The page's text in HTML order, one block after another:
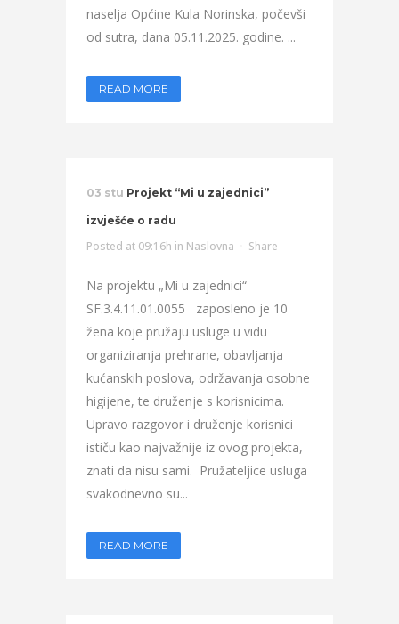
naselja Općine Kula Norinska, počevši
od sutra, dana 05.11.2025. godine. ...
READ MORE
03 stu Projekt “Mi u zajednici”
izvješće o radu
Posted at 09:16h in Naslovna Share
Na projektu „Mi u zajednici“
SF.3.4.11.01.0055 zaposleno je 10
žena koje pružaju usluge u vidu
organiziranja prehrane, obavljanja
kućanskih poslova, održavanja osobne
higijene, te druženje s korisnicima.
Upravo razgovor i druženje korisnici
ističu kao najvažnije iz ovog projekta,
znati da nisu sami. Pružateljice usluga
svakodnevno su...
READ MORE